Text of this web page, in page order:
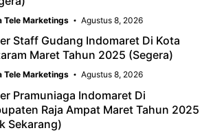
Tele Marketings Agustus 8, 2026
Staff Gudang Indomaret Di Kota
Maret Tahun 2025 (Segera)
Tele Marketings Agustus 8, 2026
Pramuniaga Indomaret Di
Raja Ampat Maret Tahun 2025
Sekarang)